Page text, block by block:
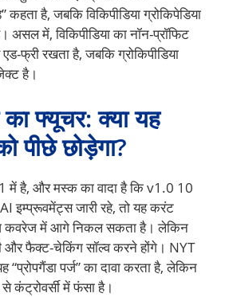
कहता है, जबकि विकिपीडिया ग्रोकिपेडिया
असल में, विकिपीडिया का नॉन-प्रॉफिट
फ्री रखता है, जबकि ग्रोकिपीडिया
है।
का फ्यूचर: क्या यह
पीछे छोड़ेगा?
में है, और मस्क का वादा है कि v1.0 10
इम्प्रूवमेंट्स जारी रहे, तो यह करंट
कवरेज में आगे निकल सकता है। लेकिन
फैक्ट-चेकिंग सॉल्व करने होंगे। NYT
“प्रोपगैंडा पर्ज” का दावा करता है, लेकिन
कंट्रोवर्सी में फंसा है।